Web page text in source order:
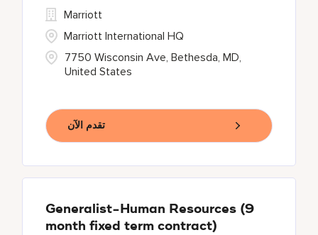
7750 Wisconsin Ave, Bethesda, MD,
United States
Marriott
Marriott International HQ
تقدم الآن
Generalist-Human Resources (9
month fixed term contract)